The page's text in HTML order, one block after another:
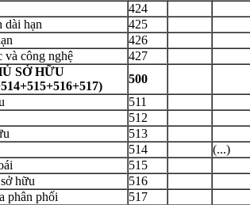
424
dài hạn
425
426
và công nghệ
427
SỞ HỮU
500
511
512
513
514 (...)
515
hữu
516
phân phối
517